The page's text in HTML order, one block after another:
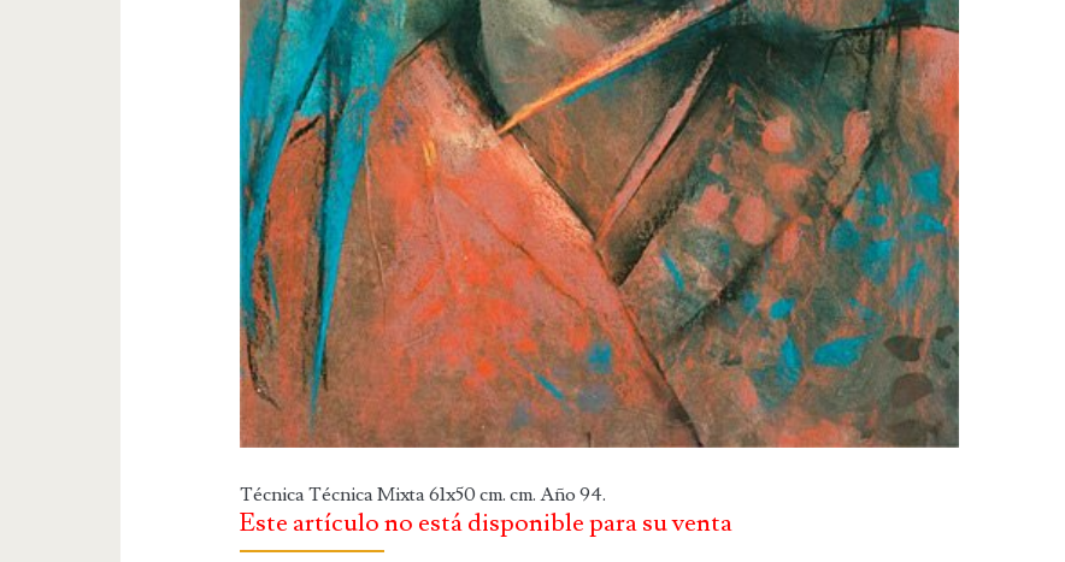
Técnica Técnica Mixta 61x50 cm. cm. Año 94.
Este artículo no está disponible para su venta